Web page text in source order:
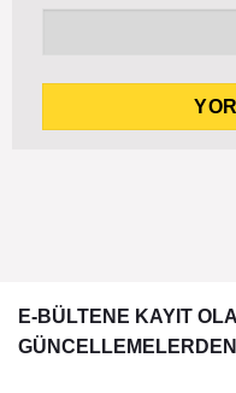
E-BÜLTENE KAYIT